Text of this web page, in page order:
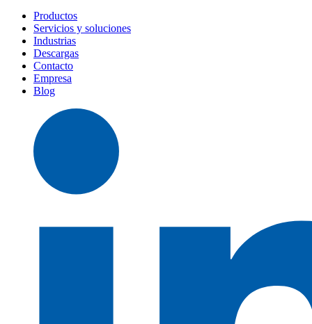
Productos
Servicios y soluciones
Industrias
Descargas
Contacto
Empresa
Blog